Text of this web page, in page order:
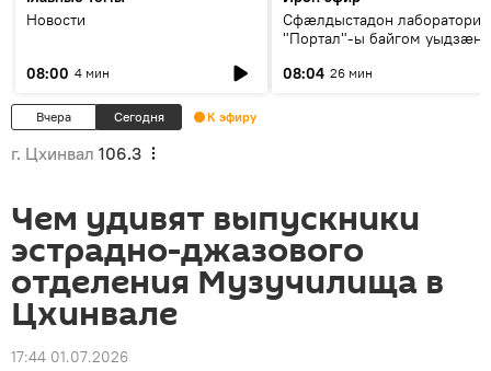
Новости
08:00 4 мин
Сфæлдыстадон лаборатори
"Портал"-ы байгом уыдзæн
Æхсары куыстыты равдыст
08:04 26 мин
Вчера Сегодня К эфиру
г. Цхинвал 106.3
Чем удивят выпускники
эстрадно-джазового
отделения Музучилища в
Цхинвале
17:44 01.07.2026